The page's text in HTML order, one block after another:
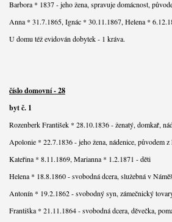
Barbora * 1837 - jeho žena, spravuje domácnost,
Anna * 31.7.1865, Ignác * 30.11.1867, Helena *
U domu též evidován dobytek - 1 kráva.
číslo domovní - 28
byt č. 1
Rozenberk František * 28.10.1836 - ženatý, domkař,
Apolonie * 22.7.1836 - jeho žena, nádenice, původem z
Kateřina * 8.11.1869, Marianna * 1.2.1871 - děti
Helena * 18.8.1860 - svobodná dcera, služebná v
Antonín * 19.2.1862 - svobodný syn, zámečnický
Františka * 21.11.1864 - svobodná dcera, děvečka,